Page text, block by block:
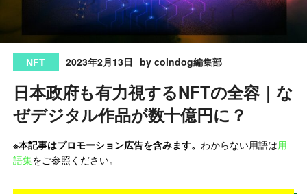
NFT 2023年2月13日 by coindog編集部
日本政府も有力視するNFTの全容｜な
ぜデジタル作品が数十億円に？
※本記事はプロモーション広告を含みます。わからない用語は用
語集をご参照ください。